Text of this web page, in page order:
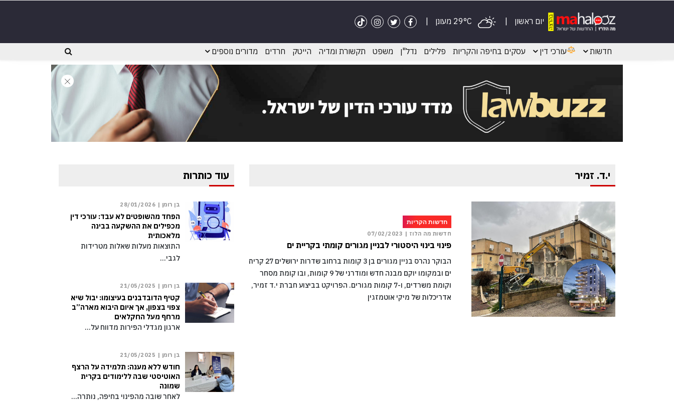
יום ראשון
חדשות עורכי דין עסקים בחיפה והקריות פלילים נדל"ן משפט תקשורת ומדיה הייטק חרדים מדורים נוספים
י.ד. זמיר
חדשות הקריות
חדשות מה הלוז | 07/02/2023
פינוי בינוי היסטורי לבניין מגורים קומתי בקריית ים
הבוקר נהרס בניין מגורים בן 3 קומות ברחוב שדרות ירושלים 27 קרית
ים ובמקומו יוקם מבנה חדש ומודרני של 9 קומות, ובו קומת מסחר
וקומת משרדים, ו-7 קומות מגורים. הפרויקט בביצוע חברת י.ד זמיר,
אדריכלות של מיקי אוטמזגין
עוד כותרות
בן רומן | 28/01/2026
הפחד מהשופטים לא עבד: עורכי דין
מכפילים את ההשקעה בבינה
מלאכותית
התוצאות מעלות שאלות מטרידות
לגבי…
בן רומן | 21/05/2025
קטיף הדובדבנים בעיצומו: יבול שיא
צפוי בצפון, אך איום היבוא מארה”ב
מרחף מעל החקלאים
ארגון מגדלי הפירות מדווח על…
בן רומן | 21/05/2025
חודש ללא מענה: תלמידה על הרצף
האוטיסטי שבה ללימודים בקרית
שמונה
לאחר שובה מהפינוי בחיפה, נותרה…